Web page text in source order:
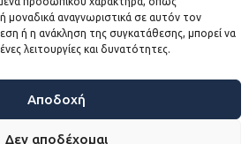
μοναδικά αναγνωριστικά σε αυτόν τον
ή η ανάκληση της συγκατάθεσης, μπορεί να
λειτουργίες και δυνατότητες.
Αποδοχή
Δεν αποδέχομαι